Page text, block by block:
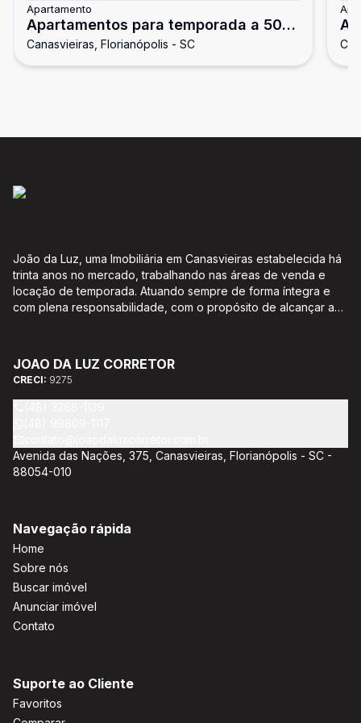
Apartamento
Apartamentos para temporada a 50
metros do mar
Canasvieiras, Florianópolis - SC
João da Luz, uma Imobiliária em Canasvieiras estabelecida há
trinta anos no mercado, trabalhando nas áreas de venda e
locação de temporada. Atuando sempre de forma íntegra e
com plena responsabilidade, com o propósito de alcançar a
credenciado CEF; Análise da capacidade de compra e perfil
do cliente para aumentar o índice de assertividade na escolha
do imóvel; Trabalhamos com oportunidades de negócios.
JOAO DA LUZ CORRETOR
CRECI: 9275
Avenida das Nações, 375, Canasvieiras, Florianópolis - SC -
88054-010
Navegação rápida
Home
Sobre nós
Buscar imóvel
Anunciar imóvel
Contato
Suporte ao Cliente
Favoritos